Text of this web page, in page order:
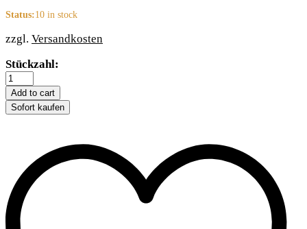
Status:10 in stock
zzgl. Versandkosten
Trixie
Liegemulde
für
Kratzbäume
-
quantity
Stückzahl:
Add to cart
Sofort kaufen